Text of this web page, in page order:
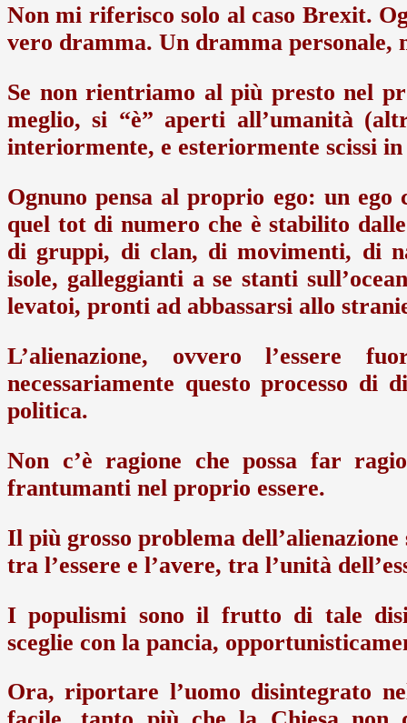
Non mi riferisco solo al caso Brexit.
vero dramma. Un dramma personale,
Se non rientriamo al più presto nel
meglio, si “è” aperti all’umanità
interiormente, e esteriormente scissi
Ognuno pensa al proprio ego: un
quel tot di numero che è stabilito
di gruppi, di clan, di movimenti, di
isole, galleggianti a se stanti
levatoi, pronti ad abbassarsi allo
L’alienazione, ovvero l’essere
necessariamente questo processo di
politica.
Non c’è ragione che possa far
frantumanti nel proprio essere.
Il più grosso problema
tra l’essere e l’avere, tra l’unità
I populismi sono il frutto di tale
sceglie con la pancia,
Ora, riportare l’uomo disintegrato